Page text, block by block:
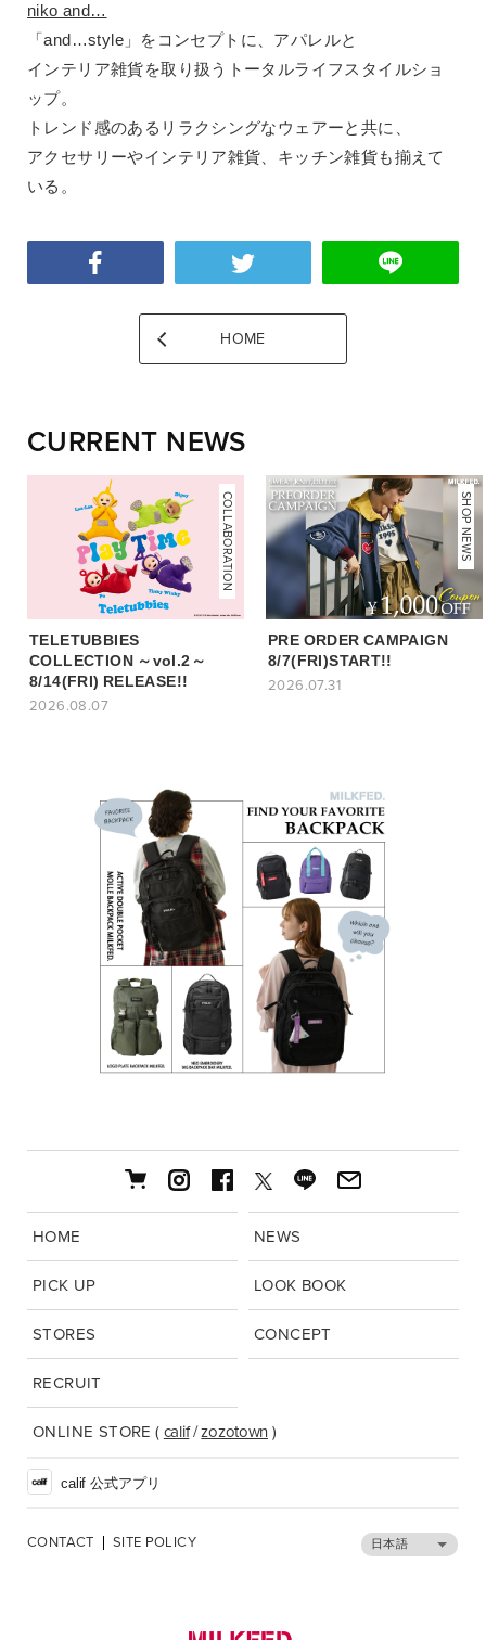
niko and…
「and…style」をコンセプトに、アパレルと
インテリア雑貨を取り扱うトータルライフスタイルショ
ップ。
トレンド感のあるリラクシングなウェアーと共に、
アクセサリーやインテリア雑貨、キッチン雑貨も揃えて
いる。
HOME
CURRENT NEWS
COLLABORATION
TELETUBBIES
COLLECTION ～vol.2～
8/14(FRI) RELEASE!!
2026.08.07
NEWS
SHOP NEWS
PRE ORDER CAMPAIGN
8/7(FRI)START!!
2026.07.31
HOME NEWS
PICK UP LOOK BOOK
STORES CONCEPT
RECRUIT
ONLINE STORE ( calif/zozotown )
calif 公式アプリ
CONTACT SITE POLICY 日本語